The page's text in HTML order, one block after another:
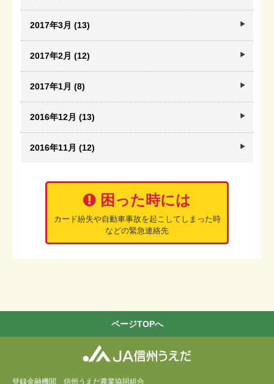
2017年3月 (13)
2017年2月 (12)
2017年1月 (8)
2016年12月 (13)
2016年11月 (12)
困った時には
カード紛失や自動車事故を起こしてしまった時
などの緊急連絡先
ページTOPへ
登録金融機関 信州うえだ農業協同組合